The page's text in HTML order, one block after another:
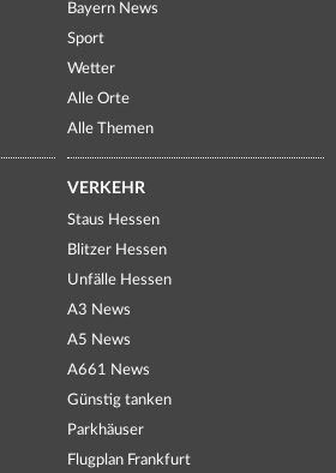
Bayern News
Sport
Wetter
Alle Orte
Alle Themen
VERKEHR
Staus Hessen
Blitzer Hessen
Unfälle Hessen
A3 News
A5 News
A661 News
Günstig tanken
Parkhäuser
Flugplan Frankfurt